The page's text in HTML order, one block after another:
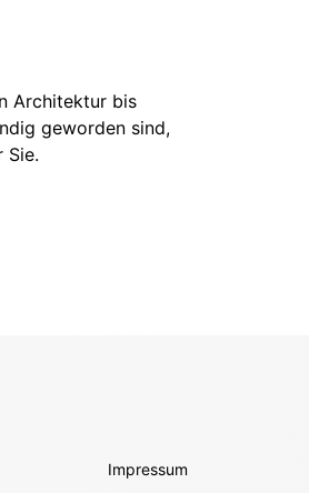
Architektur bis
geworden sind,
Sie.
Impressum